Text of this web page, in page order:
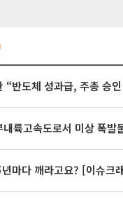
내륙고속도로서 미상 폭발
마다 깨라고요? [이슈크